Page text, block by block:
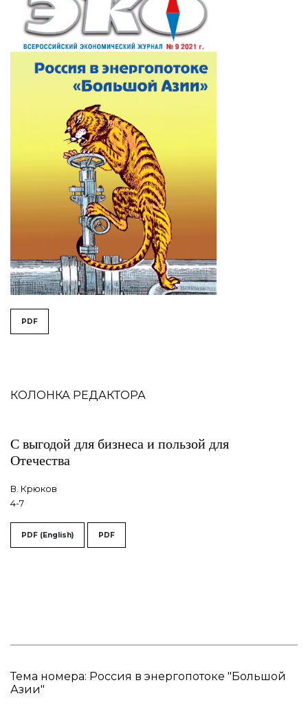
##issue.tableOfContents##
PDF
КОЛОНКА РЕДАКТОРА
С выгодой для бизнеса и пользой для
Отечества
В. Крюков
4-7
PDF (English) PDF
Тема номера: Россия в энергопотоке "Большой
Азии"